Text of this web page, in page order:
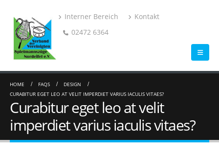
Interner Bereich
Kontakt
02472 6364
HOME FAQS
DESIGN
CURABITUR EGET LEO AT VELIT IMPERDIET VARIUS IACULIS VITAES?
Curabitur eget leo at velit
imperdiet varius iaculis vitaes?